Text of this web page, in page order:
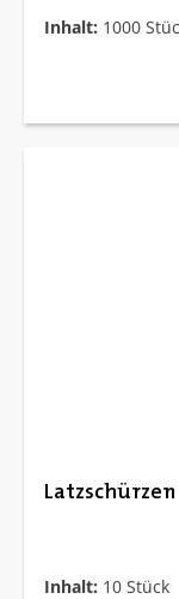
Inhalt: 1000
Inhalt: 10 Stück